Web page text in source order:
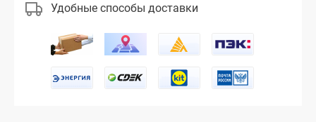
Удобные способы доставки